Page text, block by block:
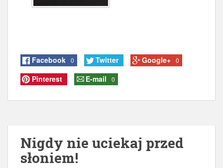
Facebook 0 Twitter Google+ 0
Pinterest E-mail 0
Nigdy nie uciekaj przed
słoniem!